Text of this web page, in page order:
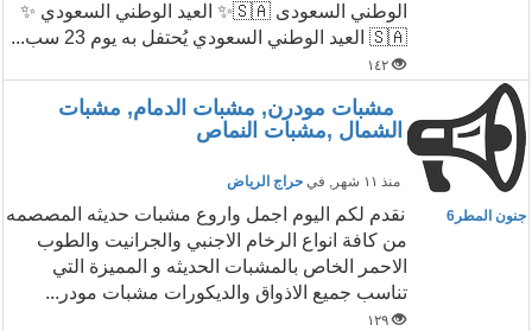
الوطني السعودى 🇸🇦✨ العيد الوطني السعودي ✨
🇸🇦 العيد الوطني السعودي يُحتفل به يوم 23 سب...
١٤٢
مشبات مودرن, مشبات الدمام, مشبات
الشمال ,مشبات النماص
منذ ١١ شهر , في حراج الرياض
جنون المطر6
نقدم لكم اليوم اجمل واروع مشبات حديثه المصصمه
من كافة انواع الرخام الاجنبي والجرانيت والطوب
الاحمر الخاص بالمشبات الحديثه و المميزة التي
تناسب جميع الاذواق والديكورات مشبات مودر...
١٢٩